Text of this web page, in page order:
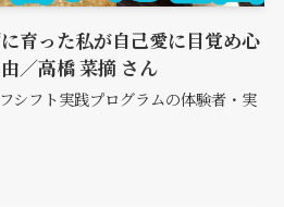
育った私が自己愛に目覚め心
／高橋 菜摘 さん
シフト実践プログラムの体験者・実